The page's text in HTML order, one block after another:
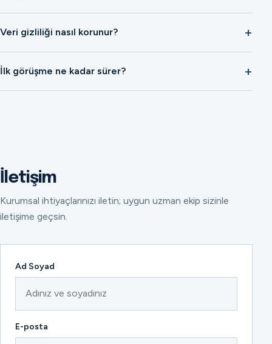
Veri gizliliği nasıl korunur?
İlk görüşme ne kadar sürer?
İletişim
Kurumsal ihtiyaçlarınızı iletin; uygun uzman ekip sizinle
iletişime geçsin.
Ad Soyad
E-posta